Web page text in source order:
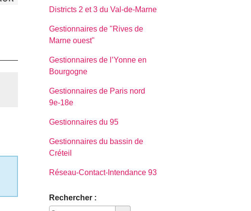
Districts 2 et 3 du Val-de-Marne
Gestionnaires de "Rives de
Marne ouest"
Gestionnaires de l’Yonne en
Bourgogne
Gestionnaires de Paris nord
9e-18e
Gestionnaires du 95
Gestionnaires du bassin de
Créteil
Réseau-Contact-Intendance 93
Rechercher :